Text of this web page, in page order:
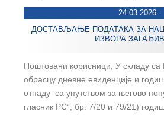
24.03.2026.
ДОСТАВЉАЊЕ ПОДАТАКА ЗА
ИЗВОРА
Поштовани корисници, У складу
обрасцу дневне евиденције и
отпаду са упутством за његово
гласник РС“, бр. 7/20 и 79/21)